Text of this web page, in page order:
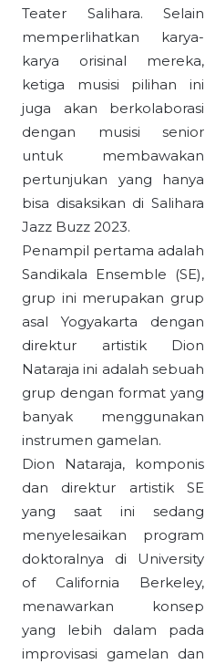
Teater Salihara. Selain
memperlihatkan karya-
karya orisinal mereka,
ketiga musisi pilihan ini
juga akan berkolaborasi
dengan musisi senior
untuk membawakan
pertunjukan yang hanya
bisa disaksikan di Salihara
Jazz Buzz 2023.
Penampil pertama adalah
Sandikala Ensemble (SE),
grup ini merupakan grup
asal Yogyakarta dengan
direktur artistik Dion
Nataraja ini adalah sebuah
grup dengan format yang
banyak menggunakan
instrumen gamelan.
Dion Nataraja, komponis
dan direktur artistik SE
yang saat ini sedang
menyelesaikan program
doktoralnya di University
of California Berkeley,
menawarkan konsep
yang lebih dalam pada
improvisasi gamelan dan